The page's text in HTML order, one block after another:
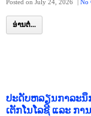
Posted on July 24, 2026 | No
ອ່ານຕໍ່...
ປະດັບຫລຽນກາລະນຶ
ເຕັກໂນໂລຊີ ແລະ ກາ